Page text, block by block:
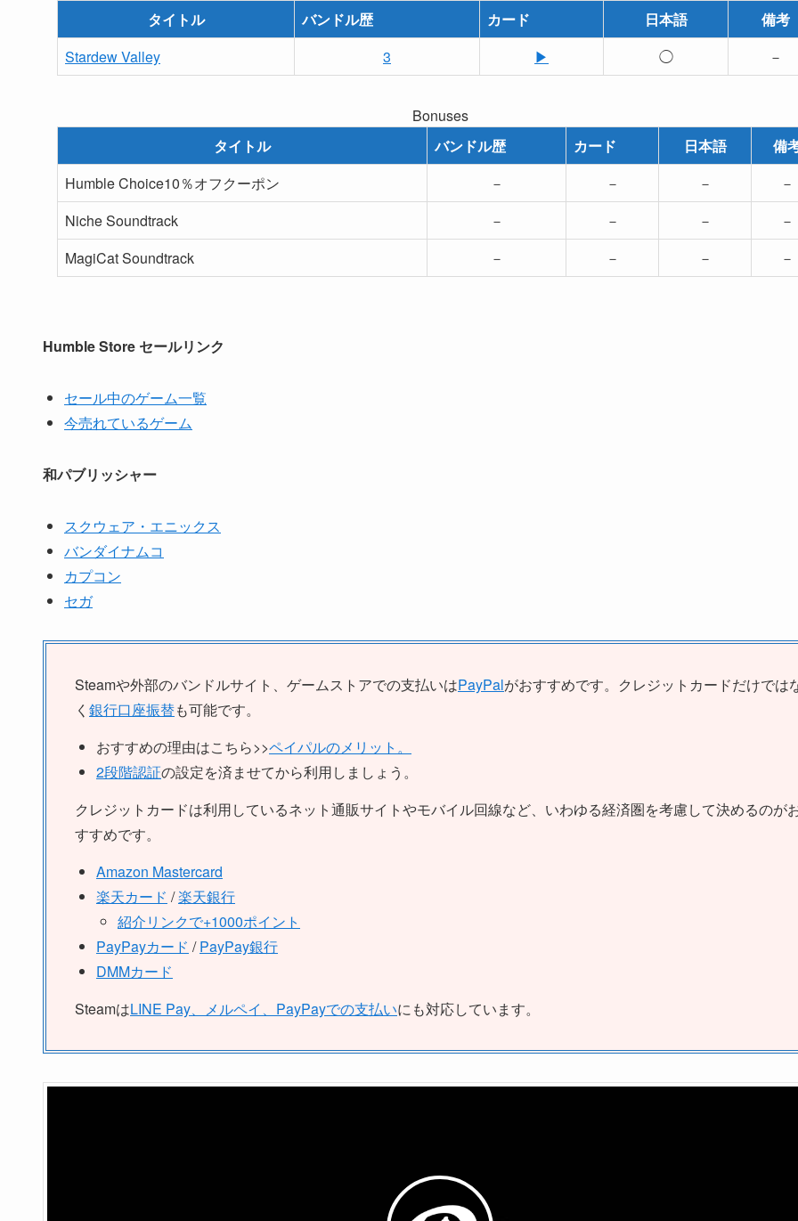
タイトル
バンドル歴 カード 日本語
備考
Stardew Valley
3 ▶ ◯ －
Bonuses
タイトル
バンドル歴 カード 日本語
備
Humble Choice10％オフクーポン
－ － －
－
Niche Soundtrack
－ － －
－
MagiCat Soundtrack
－ － － －
Humble Store セールリンク
セール中のゲーム一覧
今売れているゲーム
和パブリッシャー
スクウェア・エニックス
バンダイナムコ
カプコン
セガ
Steamや外部のバンドルサイト、ゲームストアでの支払いはPayPalがおすすめです。クレジットカードだけでは
く 銀行口座振替も可能です。
おすすめの理由はこちら>>ペイパルのメリット。
2段階認証の設定を済ませてから利用しましょう。
クレジットカードは利用しているネット通販サイトやモバイル回線など、いわゆる経済圏を考慮して決めるのが
すすめです。
Amazon Mastercard
楽天カード /楽天銀行
紹介リンクで+1000ポイント
PayPayカード /PayPay銀行
DMMカード
SteamはLINE Pay、メルペイ、PayPayでの支払いにも対応しています。